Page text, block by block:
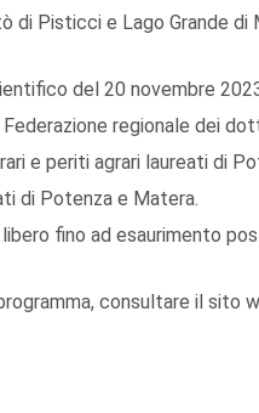
di Pisticci e Lago Grande di
del 20 novembre
regionale dei
e periti agrari laureati di
di Potenza e Matera.
fino ad esaurimento
consultare il sito